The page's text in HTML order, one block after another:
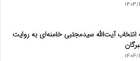
انتخاب آیت‌الله سیدمجتبی خامنه‌ای به روایت